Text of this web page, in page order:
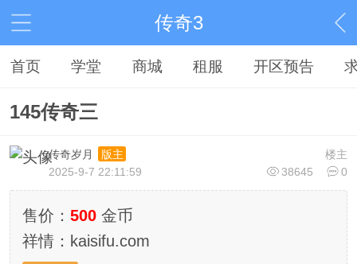
传奇3
首页 学堂 商城 租服 开区预告
145传奇三
楼主
传奇岁月
版主
38645
0
2025-9-7 22:11:59
售价： 500金币
祥情：kaisifu.com